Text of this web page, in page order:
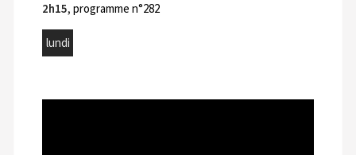
2h15, programme n°282
lundi